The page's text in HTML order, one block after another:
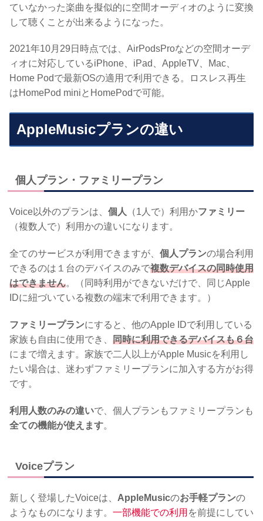
ていなかった楽曲を擬似的に空間オーディオのように変換
して聴くことが出来るようになった。
2021年10月29日時点では、AirPodsProなどの空間オーデ
ィオに対応しているiPhone、iPad、AppleTV、Mac、
Home Podで最新OSの適用で利用できる。ロスレス再生
はHomePod miniとHomePodで可能。
AppleMusicプランの違い
個人プラン・ファミリープラン
Voice以外のプランは、 個人 （1人で）利用かファミリー
（複数人で）利用かの違いになります。
全てのサービスが利用できますが、 個人プランの場合利用
できるのは１台のデバイスのみで複数デバイスの同時使用
はできません。（同時利用ができないだけで、同じApple
IDに紐づいている複数の端末で利用できます。）
ファミリープランにすると、他のApple IDで利用している
家族も自由に使用でき、 同時に利用できるデバイスも６台
にまで増えます。家族で二人以上がApple Musicを利用し
たい場合は、迷わずファミリープランに加入する方がお得
です。
利用人数のみの違いで、個人プランもファミリープランも
全ての機能が使えます。
Voiceプラン
新しく登場したVoiceは、 AppleMusicのお手軽プランの
ようなものになります。 一部機能での利用 を前提にしてい